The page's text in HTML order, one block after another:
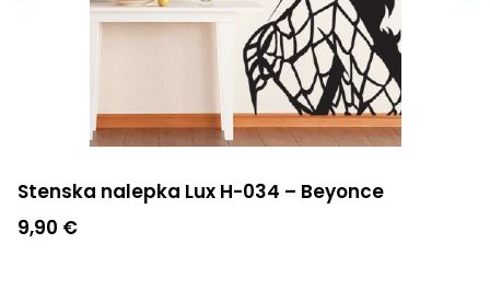
Stenska nalepka Lux H-034 – Beyonce
9,90 €